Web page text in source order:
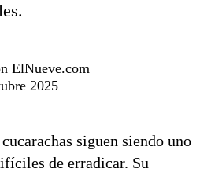
ElNueve.com
2025
siguen siendo uno
de erradicar. Su